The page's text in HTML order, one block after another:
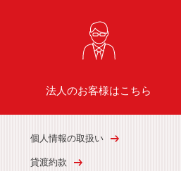
法人のお客様はこちら
個人情報の取扱い
貸渡約款